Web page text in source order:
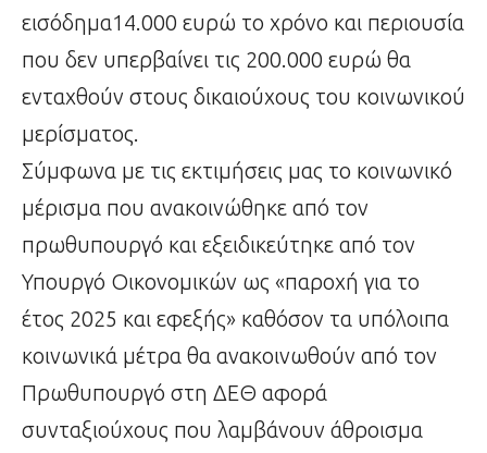
εισόδημα14.000 ευρώ το χρόνο και περιουσία
που δεν υπερβαίνει τις 200.000 ευρώ θα
ενταχθούν στους δικαιούχους του κοινωνικού
μερίσματος.
Σύμφωνα με τις εκτιμήσεις μας το κοινωνικό
μέρισμα που ανακοινώθηκε από τον
πρωθυπουργό και εξειδικεύτηκε από τον
Υπουργό Οικονομικών ως «παροχή για το
έτος 2025 και εφεξής» καθόσον τα υπόλοιπα
κοινωνικά μέτρα θα ανακοινωθούν από τον
Πρωθυπουργό στη ΔΕΘ αφορά
συνταξιούχους που λαμβάνουν άθροισμα